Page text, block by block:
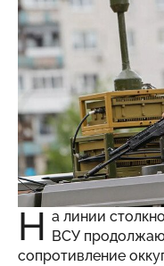
Н а линии
ВСУ
сопротивление